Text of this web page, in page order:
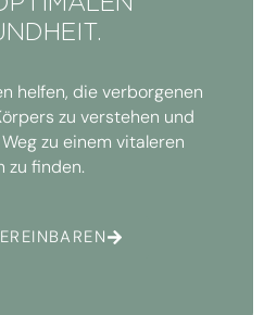
helfen, die verborgenen
zu verstehen und
zu einem vitaleren
zu finden.